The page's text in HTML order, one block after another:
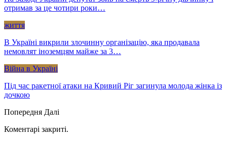
отримав за це чотири роки…
життя
В Україні викрили злочинну організацію, яка продавала
немовлят іноземцям майже за 3…
Війна в Україні
Під час ракетної атаки на Кривий Ріг загинула молода жінка із
дочкою
Попередня Далі
Коментарі закриті.